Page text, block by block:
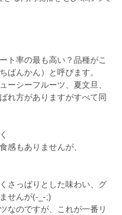
率の最も高い？品種がこ
んかん）と呼びます。
シーフルーツ、夏文旦、
れ方がありますがすべて同
感もありませんが、
さっぱりとした味わい、グ
せんが(-_-;)
なのですが、これが一番リ